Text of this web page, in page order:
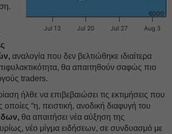
Jul 13 Jul 20 Jul 27 Aug 3
6000
αναλογία που δεν βελτιώθηκε ιδιαίτερα
θα απαιτηθούν σαφώς πιο
traders.
ήλθε να επιβεβαιώσει τις εκτιμήσεις που
“η, πειστική, ανοδική διαφυγή του
θα απαιτήσει νέα αύξηση της
νέο μίγμα ειδήσεων, σε συνδυασμό με